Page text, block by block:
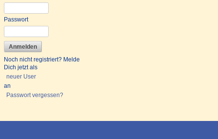
Passwort
Noch nicht registriert? Melde
Dich jetzt als
neuer User
an
Passwort vergessen?